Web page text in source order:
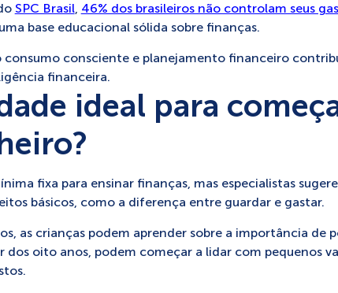
SPC Brasil, 46% dos brasileiros não controlam seus
base educacional sólida sobre finanças.
consumo consciente e planejamento financeiro
financeira.
ideal para
fixa para ensinar finanças, mas especialistas
básicos, como a diferença entre guardar e gastar.
as crianças podem aprender sobre a importância de
dos oito anos, podem começar a lidar com pequenos